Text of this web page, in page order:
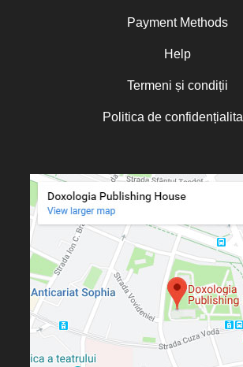
Payment Methods
Help
Termeni și condiții
Politica de